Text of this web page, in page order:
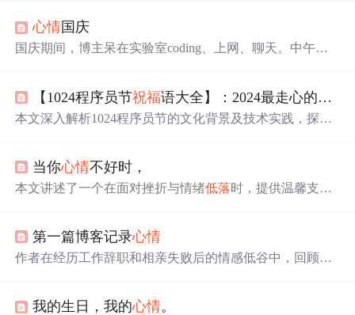
心情国庆
国庆期间，博主呆在实验室coding、上网、聊天。中午去
心情
沉重，只想让心情泛滥。
【1024程序员节祝福语大全】：2024最走心的程序员节日问候模板，收藏必备
本文深入解析1024程序员节的文化背景及技术实践，探讨
化策略。同时分析走心
例，帮助开发者更好地传递节日关怀。
当你心情不好时，
本文讲述了一个在面对挫折与情绪低落时，提供温馨支持
第一篇博客记录心情
作者在经历工作辞职和相亲失败后的情感低谷中，回顾了
的开始。
我的生日，我的心情。